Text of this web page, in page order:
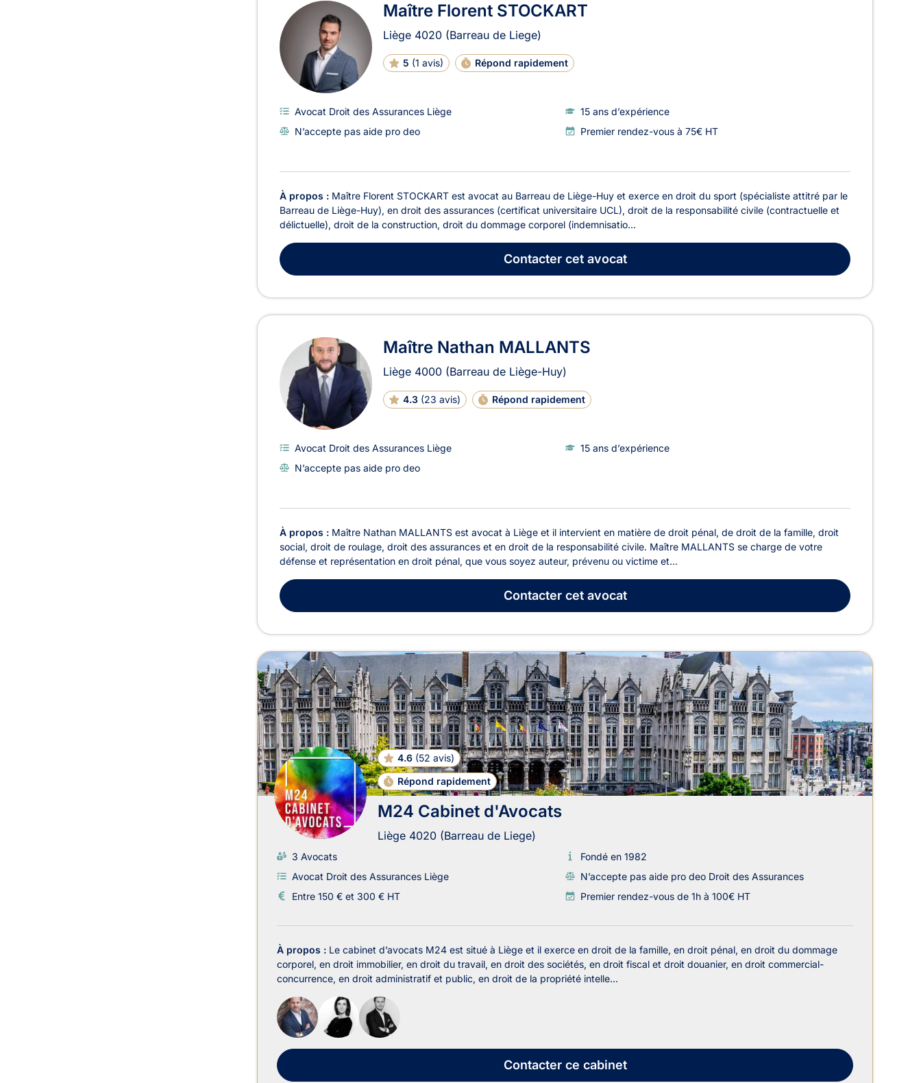
Maître Florent STOCKART
Liège 4020 (Barreau de Liege)
5 (1 avis) Répond rapidement
Avocat Droit des Assurances Liège
15 ans d’expérience
N’accepte pas aide pro deo
Premier rendez-vous à 75€ HT
À propos : Maître Florent STOCKART est avocat au Barreau de Liège-Huy et exerce en droit du sport (spécialiste attitré par le
Barreau de Liège-Huy), en droit des assurances (certificat universitaire UCL), droit de la responsabilité civile (contractuelle et
délictuelle), droit de la construction, droit du dommage corporel (indemnisatio...
Contactercet avocat
Maître Nathan MALLANTS
Liège 4000 (Barreau de Liège-Huy)
4.3 (23 avis) Répond rapidement
Avocat Droit des Assurances Liège
15 ans d’expérience
N’accepte pas aide pro deo
À propos : Maître Nathan MALLANTS est avocat à Liège et il intervient en matière de droit pénal, de droit de la famille, droit
social, droit de roulage, droit des assurances et en droit de la responsabilité civile. Maître MALLANTS se charge de votre
défense et représentation en droit pénal, que vous soyez auteur, prévenu ou victime et...
Contactercet avocat
4.6 (52 avis)
Répond rapidement
M24 Cabinet d'Avocats
Liège 4020 (Barreau de Liege)
3 Avocats
Fondé en 1982
Avocat Droit des Assurances Liège
N’accepte pas aide pro deo Droit des Assurances
Entre 150 € et 300 € HT
Premier rendez-vous de 1h à 100€ HT
À propos : Le cabinet d’avocats M24 est situé à Liège et il exerce en droit de la famille, en droit pénal, en droit du dommage
corporel, en droit immobilier, en droit du travail, en droit des sociétés, en droit fiscal et droit douanier, en droit commercial-
concurrence, en droit administratif et public, en droit de la propriété intelle...
Contacterce cabinet